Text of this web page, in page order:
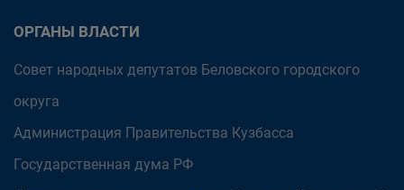
ОРГАНЫ ВЛАСТИ
Совет народных депутатов Беловского городского
округа
Администрация Правительства Кузбасса
Государственная дума РФ